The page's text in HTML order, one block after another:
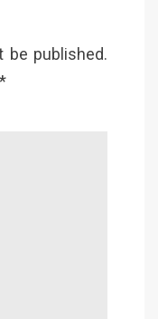
be published.
*